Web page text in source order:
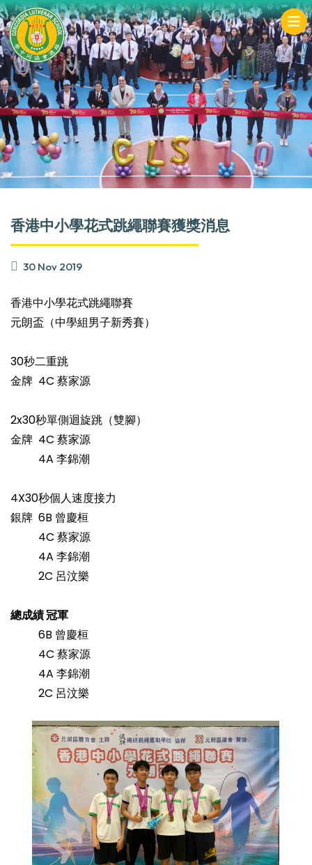
香港中小學花式跳繩聯賽獲獎消息
30 Nov 2019
香港中小學花式跳繩聯賽
元朗盃（中學組男子新秀賽）
30秒二重跳
金牌 4C 蔡家源
2x30秒單側迴旋跳（雙腳）
金牌 4C 蔡家源
4A 李錦潮
4X30秒個人速度接力
銀牌 6B 曾慶桓
4C 蔡家源
4A 李錦潮
2C 呂汶樂
總成績 冠軍
6B 曾慶桓
4C 蔡家源
4A 李錦潮
2C 呂汶樂